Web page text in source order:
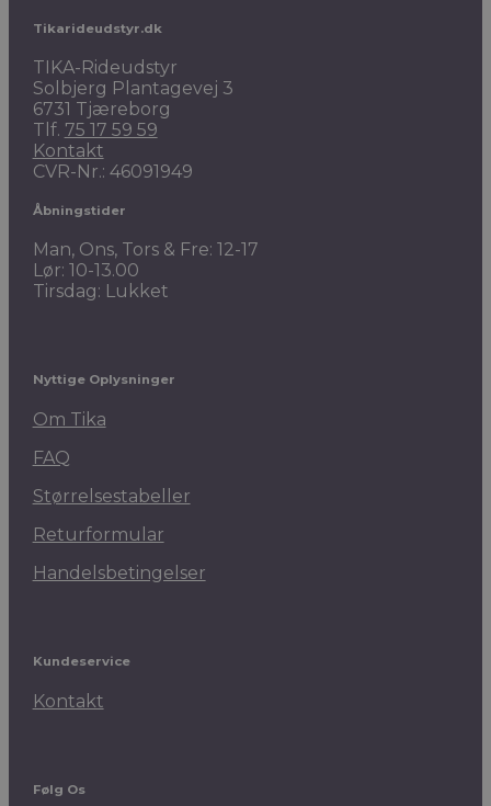
Tikarideudstyr.dk
TIKA-Rideudstyr
Solbjerg Plantagevej 3
6731 Tjæreborg
Tlf. 75 17 59 59
Kontakt
CVR-Nr.: 46091949
Åbningstider
Man, Ons, Tors & Fre: 12-17
Lør: 10-13.00
Tirsdag: Lukket
Nyttige Oplysninger
Om Tika
FAQ
Størrelsestabeller
Returformular
Handelsbetingelser
Kundeservice
Kontakt
Følg Os